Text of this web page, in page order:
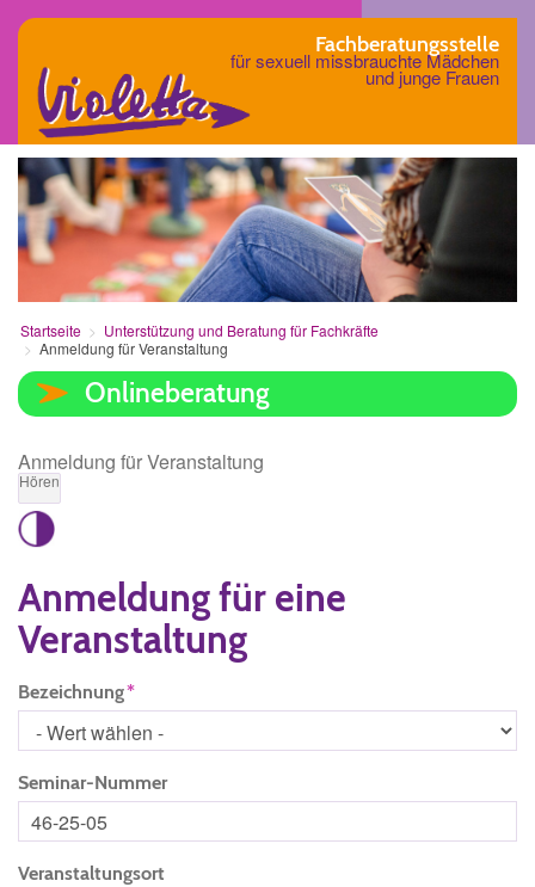
Fachberatungsstelle
für sexuell missbrauchte Mädchen
und junge Frauen
Startseite
Unterstützung und Beratung für Fachkräfte
Anmeldung für Veranstaltung
Onlineberatung
Anmeldung für Veranstaltung
Hören
Anmeldung für eine
Veranstaltung
Bezeichnung
Seminar-Nummer
Veranstaltungsort